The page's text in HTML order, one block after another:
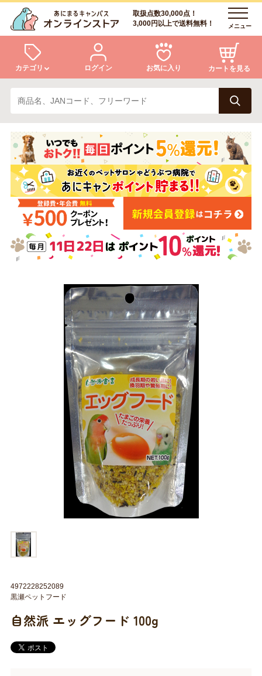
取扱点数30,000点！
3,000円以上で送料無料！
メニュー
カテゴリ
犬 猫
小動物・鳥 アクア・爬虫類・昆虫
ドッグフード キャットフード
美容・ケア用品 服・おさんぽ用品
日用品（デイリー） リビング雑貨
トリマーグッズ シニアサポート
ログイン お気に入り カートを見る
ログイン
会員登録
あにまるキャンパスについて
アフターサービス
商品リクエスト
お問い合わせ
自然派 エッグフード 100g
4972228252089
黒瀬ペットフード